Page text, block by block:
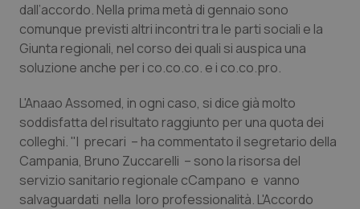
Friuli Venezia Giulia
Lazio
Liguria
Lombardia
Marche
Dermatite Atopica
Diabete & glucometri
Disturbi dell’umore
Dolore
Donna & Salute
dall’accordo. Nella prima metà di gennaio sono
comunque previsti altri incontri tra le parti sociali e la
Giunta regionali, nel corso dei quali si auspica una
soluzione anche per i co.co.co. e i co.co.pro.
L'Anaao Assomed, in ogni caso, si dice già molto
soddisfatta del risultato raggiunto per una quota dei
colleghi. "I precari – ha commentato il segretario della
Campania, Bruno Zuccarelli – sono la risorsa del
servizio sanitario regionale cCampano e vanno
salvaguardati nella loro professionalità. L'Accordo